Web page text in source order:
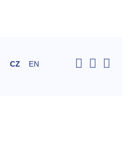
CZ EN